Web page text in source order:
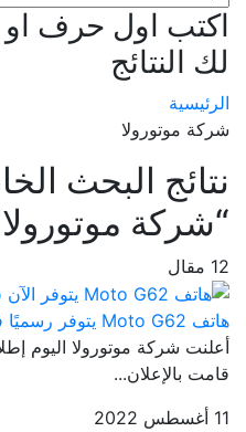
اكتب اول حرف
لك النتائج
الرئيسية
شركة موتورولا
نتائج البحث
“شركة
12 مقال
هاتف Moto G62 يتوفر رسميًا في الهند
أعلنت شركة موتورولا اليوم
قامت بالإعلان...
11 أغسطس 2022